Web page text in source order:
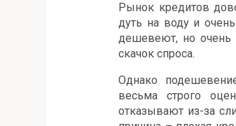
Рынок кредитов
дуть на воду и
дешевеют, но очень
скачок спроса.
Однако
весьма строго
отказывают из-за